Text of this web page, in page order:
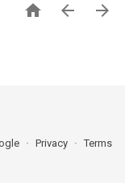
  
Privacy Terms